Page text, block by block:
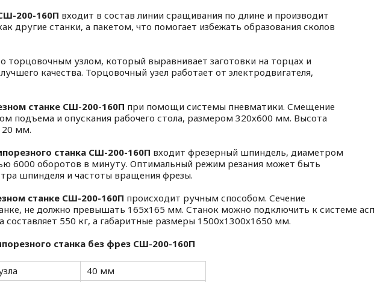
200-160П входит в состав линии сращивания по длине и производит
другие станки, а пакетом, что помогает избежать образования сколов
торцовочным узлом, который выравнивает заготовки на торцах и
качества. Торцовочный узел работает от электродвигателя,
станке СШ-200-160П при помощи системы пневматики. Смещение
подъема и опускания рабочего стола, размером 320х600 мм. Высота
мм.
станка СШ-200-160П входит фрезерный шпиндель, диаметром
6000 оборотов в минуту. Оптимальный режим резания может быть
шпинделя и частоты вращения фрезы.
станке СШ-200-160П происходит ручным способом. Сечение
не должно превышать 165х165 мм. Станок можно подключить к системе
составляет 550 кг, а габаритные размеры 1500х1300х1650 мм.
станка без фрез СШ-200-160П
40 мм